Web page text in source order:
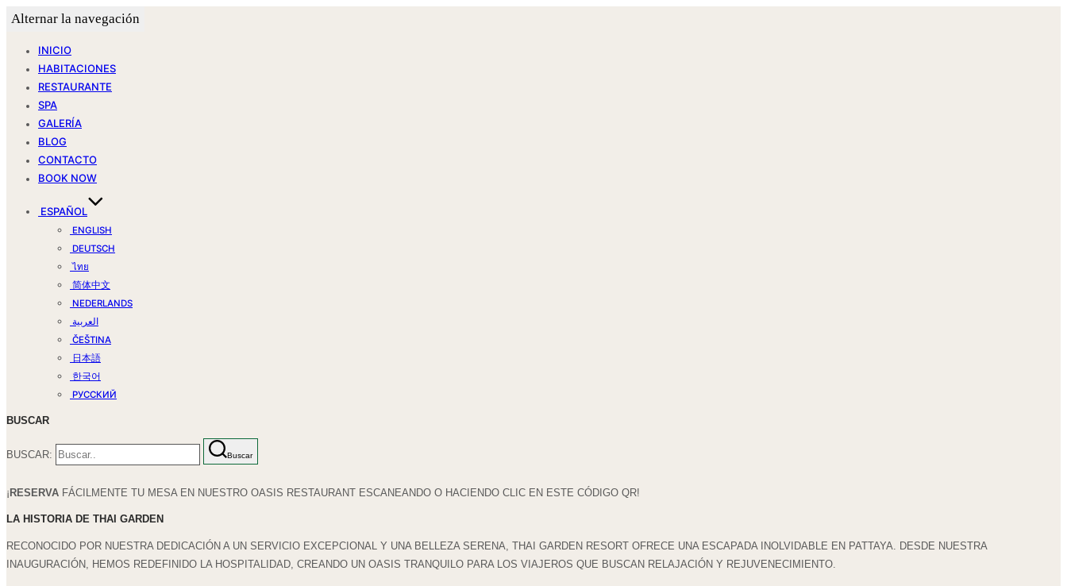
Alternar la navegación
INICIO
HABITACIONES
RESTAURANTE
SPA
GALERÍA
BLOG
CONTACTO
BOOK NOW
ESPAÑOL
ENGLISH
DEUTSCH
ไทย
简体中文
NEDERLANDS
العربية
ČEŠTINA
日本語
한국어
РУССКИЙ
BUSCAR
BUSCAR: Buscar
¡ RESERVA FÁCILMENTE TU MESA EN NUESTRO OASIS RESTAURANT ESCANEANDO O HACIENDO CLIC EN ESTE CÓDIGO QR!
LA HISTORIA DE THAI GARDEN
RECONOCIDO POR NUESTRA DEDICACIÓN A UN SERVICIO EXCEPCIONAL Y UNA BELLEZA SERENA, THAI GARDEN RESORT OFRECE UNA ESCAPADA INOLVIDABLE EN PATTAYA. DESDE NUESTRA
INAUGURACIÓN, HEMOS REDEFINIDO LA HOSPITALIDAD, CREANDO UN OASIS TRANQUILO PARA LOS VIAJEROS QUE BUSCAN RELAJACIÓN Y REJUVENECIMIENTO.